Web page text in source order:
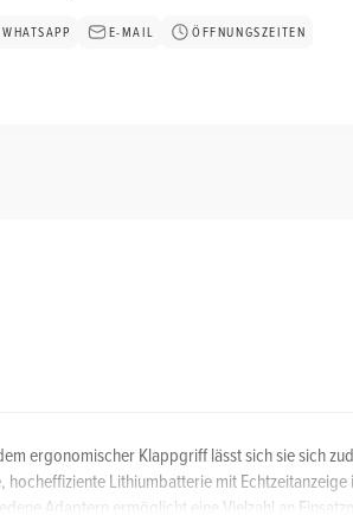
WHATSAPP E-MAIL ÖFFNUNGSZEITEN
ergonomischer Klappgriff lässt sich sie sich
Lithiumbatterie mit
Adaptern ermöglicht eine Vielzahl an